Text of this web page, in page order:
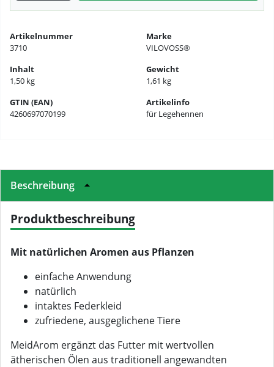
Artikelnummer
3710
Marke
VILOVOSS®
Inhalt
1,50 kg
Gewicht
1,61 kg
GTIN (EAN)
4260697070199
Artikelinfo
für Legehennen
Beschreibung
Produktbeschreibung
Mit natürlichen Aromen aus Pflanzen
einfache Anwendung
natürlich
intaktes Federkleid
zufriedene, ausgeglichene Tiere
MeidArom ergänzt das Futter mit wertvollen
ätherischen Ölen aus traditionell angewandten